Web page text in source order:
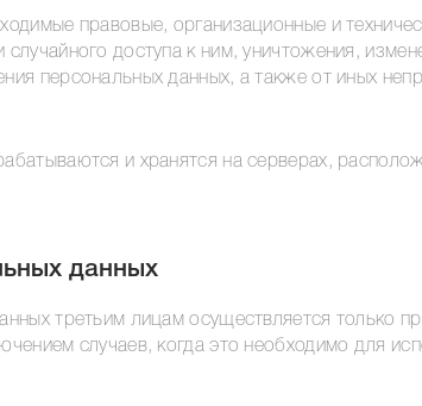
правовые, организационные и
доступа к ним, уничтожения,
персональных данных, а также от иных
и хранятся на серверах,
данных
третьим лицам осуществляется только
случаев, когда это необходимо для